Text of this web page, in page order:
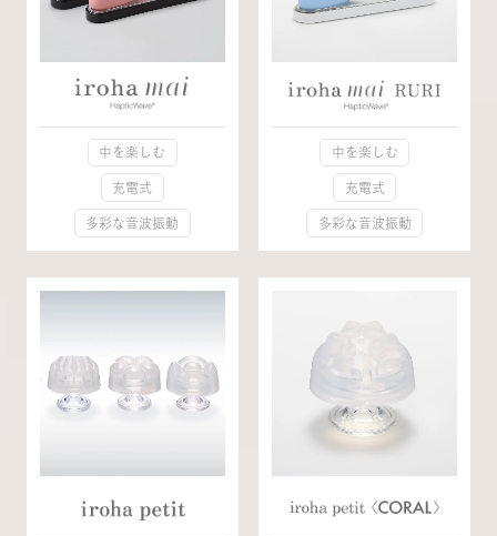
中を楽しむ
充電式
多彩な音波振動
中を楽しむ
充電式
多彩な音波振動